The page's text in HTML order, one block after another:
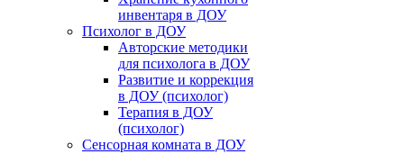
инвентаря в ДОУ
Психолог в ДОУ
Авторские методики
для психолога в ДОУ
Развитие и коррекция
в ДОУ (психолог)
Терапия в ДОУ
(психолог)
Сенсорная комната в ДОУ